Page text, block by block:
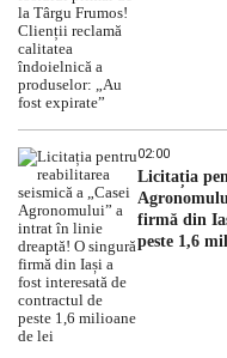
02:00
Licitația
firmă din
peste 1,6